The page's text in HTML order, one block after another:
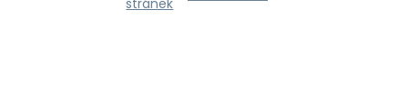
stránek